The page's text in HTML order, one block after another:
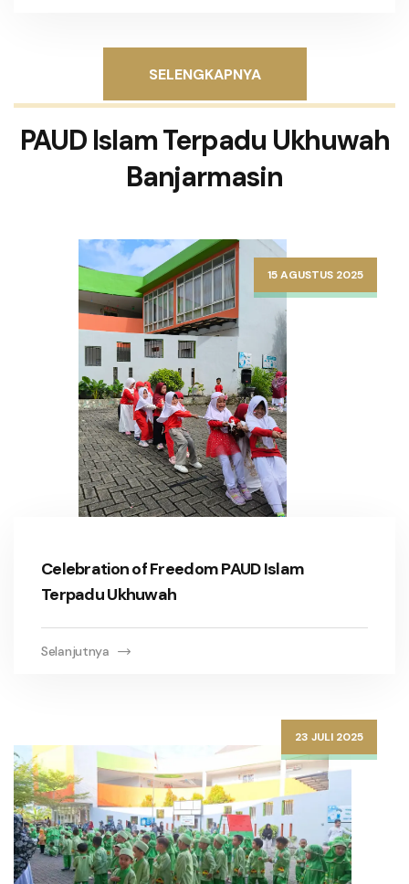
SELENGKAPNYA
PAUD Islam Terpadu Ukhuwah
Banjarmasin
15 AGUSTUS 2025
Celebration of Freedom PAUD Islam
Terpadu Ukhuwah
Selanjutnya
23 JULI 2025